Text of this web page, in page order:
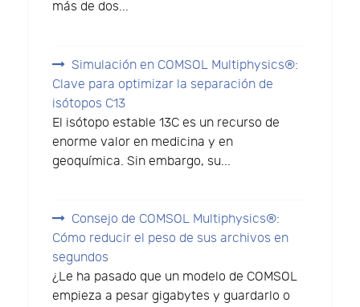
más de dos...
Simulación en COMSOL Multiphysics®:
Clave para optimizar la separación de
isótopos C13
El isótopo estable 13C es un recurso de
enorme valor en medicina y en
geoquímica. Sin embargo, su...
Consejo de COMSOL Multiphysics®:
Cómo reducir el peso de sus archivos en
segundos
¿Le ha pasado que un modelo de COMSOL
empieza a pesar gigabytes y guardarlo o